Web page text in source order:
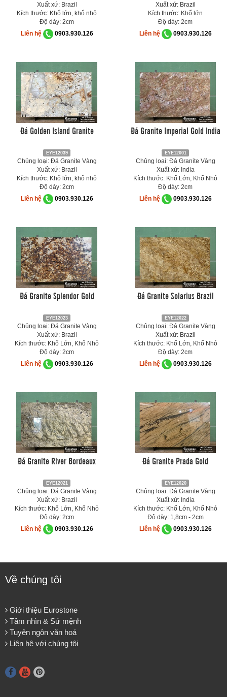
Xuất xứ: Brazil
Kích thước: Khổ lớn, khổ nhỏ
Độ dày: 2cm
Liên hệ
0903.930.126
Xuất xứ: Brazil
Kích thước: Khổ lớn
Độ dày: 2cm
Liên hệ
0903.930.126
Đá Golden Island Granite
EYE12039
Chủng loại: Đá Granite Vàng
Xuất xứ: Brazil
Kích thước: Khổ lớn, khổ nhỏ
Độ dày: 2cm
Liên hệ
0903.930.126
Đá Granite Imperial Gold India
EYE12001
Chủng loại: Đá Granite Vàng
Xuất xứ: India
Kích thước: Khổ Lớn, Khổ Nhỏ
Độ dày: 2cm
Liên hệ
0903.930.126
Đá Granite Splendor Gold
EYE12023
Chủng loại: Đá Granite Vàng
Xuất xứ: Brazil
Kích thước: Khổ Lớn, Khổ Nhỏ
Độ dày: 2cm
Liên hệ
0903.930.126
Đá Granite Solarius Brazil
EYE12022
Chủng loại: Đá Granite Vàng
Xuất xứ: Brazil
Kích thước: Khổ Lớn, Khổ Nhỏ
Độ dày: 2cm
Liên hệ
0903.930.126
Đá Granite River Bordeaux
EYE12021
Chủng loại: Đá Granite Vàng
Xuất xứ: Brazil
Kích thước: Khổ Lớn, Khổ Nhỏ
Độ dày: 2cm
Liên hệ
0903.930.126
Đá Granite Prada Gold
EYE12020
Chủng loại: Đá Granite Vàng
Xuất xứ: India
Kích thước: Khổ Lớn, Khổ Nhỏ
Độ dày: 1,8cm - 2cm
Liên hệ
0903.930.126
Về chúng tôi
Giới thiệu Eurostone
Tầm nhìn & Sứ mệnh
Tuyên ngôn văn hoá
Liên hệ với chúng tôi